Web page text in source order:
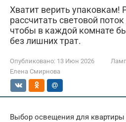
Хватит верить упаковкам!
рассчитать световой
чтобы в каждой комнате
без лишних трат.
Опубликовано: 13 Июн 2026
Елена Смирнова
Выбор освещения для квартиры